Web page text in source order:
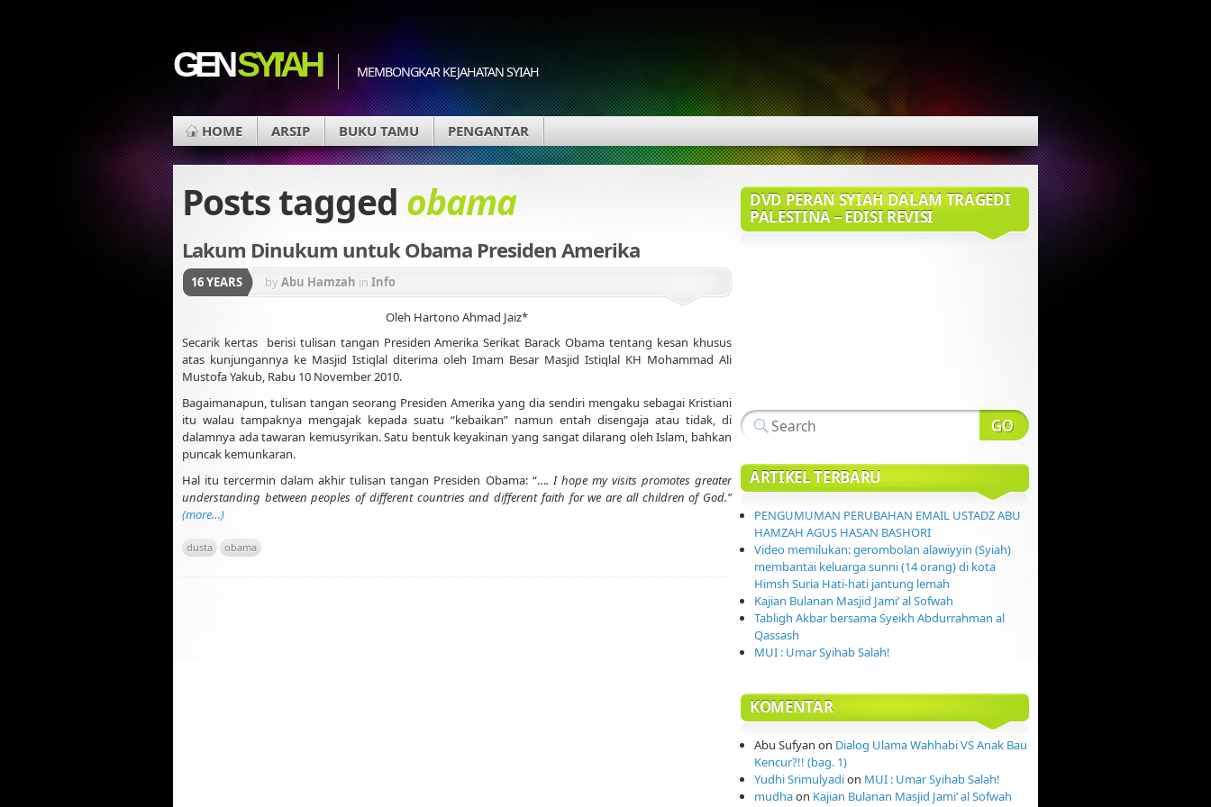
GENSYI'AH MEMBONGKAR KEJAHATAN SYIAH
HOME ARSIP BUKU TAMU PENGANTAR
Posts tagged obama
Lakum Dinukum untuk Obama Presiden Amerika
16 YEARS byAbu Hamzah in Info
Oleh Hartono Ahmad Jaiz*
Secarik kertas berisi tulisan tangan Presiden Amerika Serikat Barack Obama tentang kesan khusus
atas kunjungannya ke Masjid Istiqlal diterima oleh Imam Besar Masjid Istiqlal KH Mohammad Ali
Mustofa Yakub, Rabu 10 November 2010.
Bagaimanapun, tulisan tangan seorang Presiden Amerika yang dia sendiri mengaku sebagai Kristiani
itu walau tampaknya mengajak kepada suatu “kebaikan” namun entah disengaja atau tidak, di
dalamnya ada tawaran kemusyrikan. Satu bentuk keyakinan yang sangat dilarang oleh Islam, bahkan
puncak kemunkaran.
Hal itu tercermin dalam akhir tulisan tangan Presiden Obama: “…. I hope my visits promotes greater
understanding between peoples of different countries and different faith for we are all children of God.”
(more…)
dusta obama
DVD PERAN SYIAH DALAM TRAGEDI
PALESTINA – EDISI REVISI
ARTIKEL TERBARU
PENGUMUMAN PERUBAHAN EMAIL USTADZ ABU
HAMZAH AGUS HASAN BASHORI
Video memilukan: gerombolan alawiyyin (Syiah)
membantai keluarga sunni (14 orang) di kota
Himsh Suria Hati-hati jantung lemah
Kajian Bulanan Masjid Jami’ al Sofwah
Tabligh Akbar bersama Syeikh Abdurrahman al
Qassash
MUI : Umar Syihab Salah!
KOMENTAR
Abu Sufyan on Dialog Ulama Wahhabi VS Anak Bau
Kencur?!! (bag. 1)
Yudhi Srimulyadion MUI : Umar Syihab Salah!
mudhaon Kajian Bulanan Masjid Jami’ al Sofwah